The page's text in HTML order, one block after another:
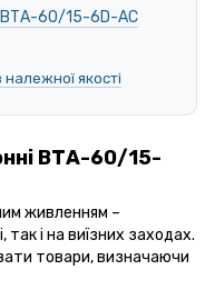
ВТА-60/15-6D-АС
якості
ВТА-60/15-
живленням –
так і на виїзних заходах.
товари, визначаючи